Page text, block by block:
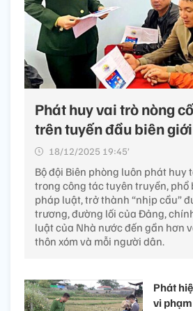
Phát huy vai trò nòng
trên tuyến đầu biên giới
18/12/2025 19:45’
Bộ đội Biên phòng luôn phát huy
trong công tác tuyên truyền, phổ
pháp luật, trở thành “nhịp cầu”
trương, đường lối của Đảng,
luật của Nhà nước đến gần hơn
thôn xóm và mỗi người dân.
Phát
vi